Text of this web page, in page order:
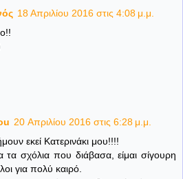
18 Απριλίου 2016 στις 4:08 μ.μ.
20 Απριλίου 2016 στις 6:28 μ.μ.
εκεί Κατερινάκι μου!!!!
τα σχόλια που διάβασα, είμαι σίγουρη
για πολύ καιρό.